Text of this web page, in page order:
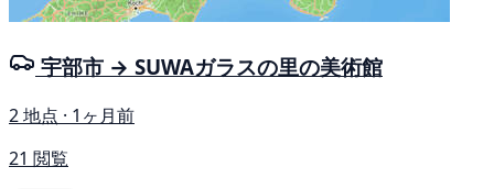
宇部市 → SUWAガラスの里の美術館
2 地点 · 1ヶ月前
21 閲覧